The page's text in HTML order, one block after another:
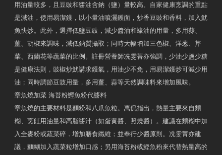
用油量較多，且豆豉和醬油含鈉（鹽）量較高。自家健康烹調的重點
是減油，使用易潔鑊，以小量油噴灑鑊面，炒香豆豉和香料，加入魷
魚快炒。此外，選擇低鹽豆豉，減少醬油和蠔油的用量，多用蒜、
薑、胡椒來調味，減低鈉質攝取；同時大幅增加三色椒、洋葱、芹
菜、西蘭花等蔬菜的比例。註冊營養師冼雯菁亦強調，少油少鹽少糖
是健康法則，豉椒炒魷講求鑊氣，用油少不免，用易潔鑊炒可減少用
油；同時調節豆豉用量，多用薑、蒜等天然調味料來增加風味。
章魚燒加菜 海苔粉鰹魚粉代醬料
章魚燒的主要材料是麵粉和八爪魚粒。萬侃指出，熱量主要來自麵
糊、烹飪用油量和高脂醬汁（如蛋黄醬、照燒醬）。建議在麵糊中加
入全麥粉或蔬菜碎，增加膳食纖維；並奉行少醬原則。冼雯菁亦建
議，麵糊加入蔬菜粒增加口感；另用海苔粉或鰹魚粉來代替熱量高的